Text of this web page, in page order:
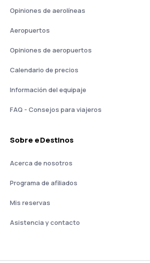
Opiniones de aerolíneas
Aeropuertos
Opiniones de aeropuertos
Calendario de precios
Información del equipaje
FAQ - Consejos para viajeros
Sobre eDestinos
Acerca de nosotros
Programa de afiliados
Mis reservas
Asistencia y contacto